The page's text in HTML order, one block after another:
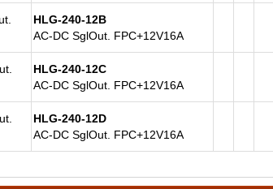
HLG-240-12B
AC-DC SglOut. FPC+12V16A
HLG-240-12C
AC-DC SglOut. FPC+12V16A
HLG-240-12D
AC-DC SglOut. FPC+12V16A